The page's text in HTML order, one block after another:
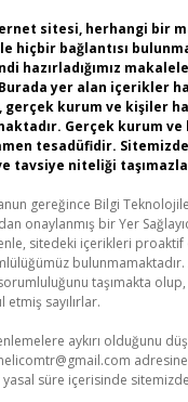
sitesi, herhangi bir
hiçbir bağlantısı
hazırladığımız
yer alan içerikler
gerçek kurum ve kişiler
Gerçek kurum
tesadüfidir.
tavsiye niteliği
gereğince Bilgi
onaylanmış bir Yer
sitedeki içerikleri
taşımakta
sayılırlar.
aykırı olduğunu
süre içerisinde